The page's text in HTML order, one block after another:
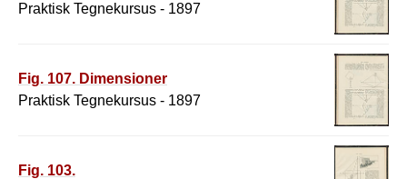
Praktisk Tegnekursus - 1897
Fig. 107. Dimensioner
Praktisk Tegnekursus - 1897
Fig. 103.